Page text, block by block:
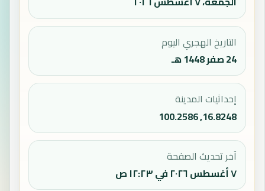
التاريخ الهجري اليوم
24 صفر 1448 هـ
إحداثيات المدينة
16.8248, 100.2586
آخر تحديث الصفحة
٧ أغسطس ٢٠٢٦ في ١٢:٢٣ ص